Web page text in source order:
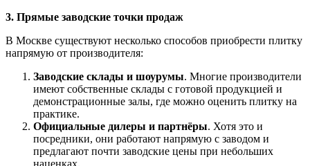
3. Прямые заводские точки продаж
В Москве существуют несколько способов приобрести плитку
напрямую от производителя:
Заводские склады и шоурумы. Многие производители
имеют собственные склады с готовой продукцией и
демонстрационные залы, где можно оценить плитку на
практике.
Официальные дилеры и партнёры. Хотя это и
посредники, они работают напрямую с заводом и
предлагают почти заводские цены при небольших
наценках.